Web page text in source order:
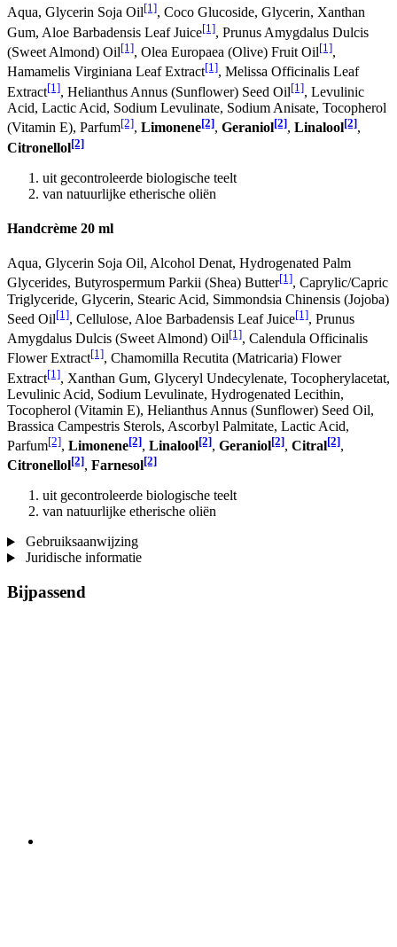
Aqua, Glycerin Soja Oil[1], Coco Glucoside, Glycerin, Xanthan
Gum, Aloe Barbadensis Leaf Juice[1], Prunus Amygdalus Dulcis
(Sweet Almond) Oil[1], Olea Europaea (Olive) Fruit Oil[1],
Hamamelis Virginiana Leaf Extract[1], Melissa Officinalis Leaf
Extract[1], Helianthus Annus (Sunflower) Seed Oil[1], Levulinic
Acid, Lactic Acid, Sodium Levulinate, Sodium Anisate, Tocopherol
(Vitamin E), Parfum[2], Limonene[2], Geraniol[2], Linalool[2],
Citronellol[2]
uit gecontroleerde biologische teelt
van natuurlijke etherische oliën
Handcrème 20 ml
Aqua, Glycerin Soja Oil, Alcohol Denat, Hydrogenated Palm
Glycerides, Butyrospermum Parkii (Shea) Butter[1], Caprylic/Capric
Triglyceride, Glycerin, Stearic Acid, Simmondsia Chinensis (Jojoba)
Seed Oil[1], Cellulose, Aloe Barbadensis Leaf Juice[1], Prunus
Amygdalus Dulcis (Sweet Almond) Oil[1], Calendula Officinalis
Flower Extract[1], Chamomilla Recutita (Matricaria) Flower
Extract[1], Xanthan Gum, Glyceryl Undecylenate, Tocopherylacetat,
Levulinic Acid, Sodium Levulinate, Hydrogenated Lecithin,
Tocopherol (Vitamin E), Helianthus Annus (Sunflower) Seed Oil,
Brassica Campestris Sterols, Ascorbyl Palmitate, Lactic Acid,
Parfum[2], Limonene[2], Linalool[2], Geraniol[2], Citral[2],
Citronellol[2], Farnesol[2]
uit gecontroleerde biologische teelt
van natuurlijke etherische oliën
Gebruiksaanwijzing
Juridische informatie
Bijpassend